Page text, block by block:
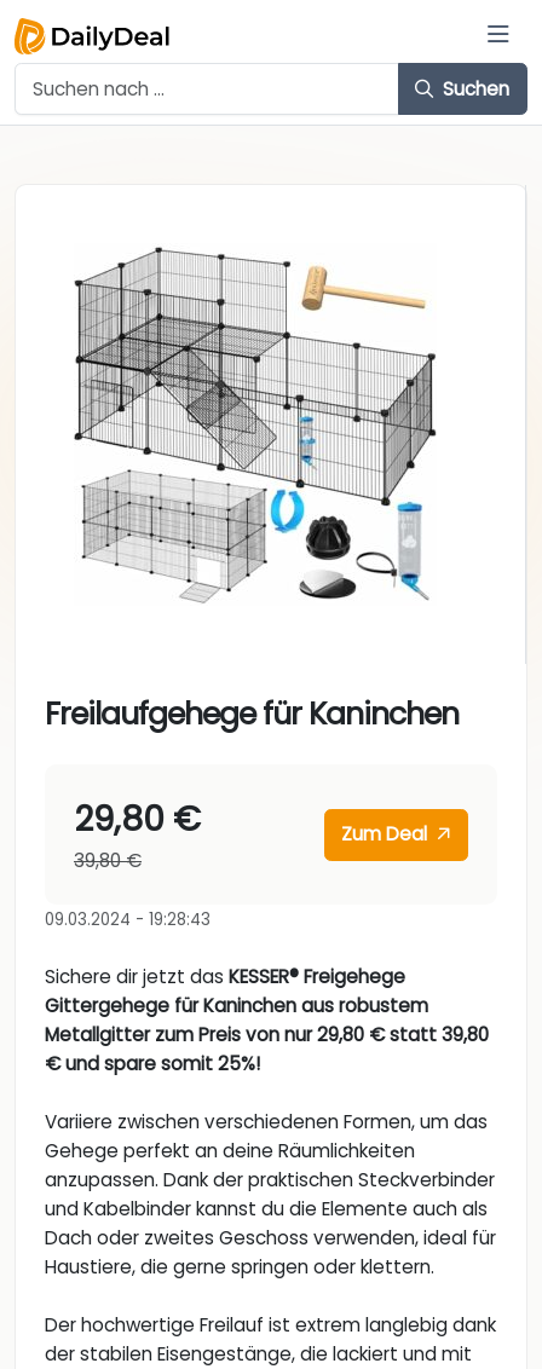
Suchen
Freilaufgehege für Kaninchen
29,80 €
39,80 €
Zum Deal
09.03.2024 - 19:28:43
Sichere dir jetzt das KESSER® Freigehege
Gittergehege für Kaninchen aus robustem
Metallgitter zum Preis von nur 29,80 € statt 39,80
€ und spare somit 25%!
Variiere zwischen verschiedenen Formen, um das
Gehege perfekt an deine Räumlichkeiten
anzupassen. Dank der praktischen Steckverbinder
und Kabelbinder kannst du die Elemente auch als
Dach oder zweites Geschoss verwenden, ideal für
Haustiere, die gerne springen oder klettern.
Der hochwertige Freilauf ist extrem langlebig dank
der stabilen Eisengestänge, die lackiert und mit